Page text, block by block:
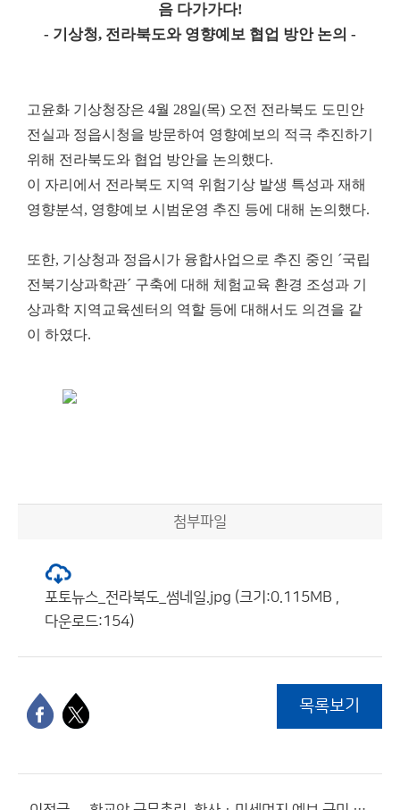
음 다가가다!
- 기상청, 전라북도와 영향예보 협업 방안 논의 -
고윤화 기상청장은 4월 28일(목) 오전 전라북도 도민안
전실과 정읍시청을 방문하여 영향예보의 적극 추진하기
위해 전라북도와 협업 방안을 논의했다.
이 자리에서 전라북도 지역 위험기상 발생 특성과 재해
영향분석, 영향예보 시범운영 추진 등에 대해 논의했다.
또한, 기상청과 정읍시가 융합사업으로 추진 중인 ´국립
전북기상과학관´ 구축에 대해 체험교육 환경 조성과 기
상과학 지역교육센터의 역할 등에 대해서도 의견을 같
이 하였다.
첨부파일
포토뉴스_전라북도_썸네일.jpg (크기:0.115MB ,
다운로드:154)
목록보기